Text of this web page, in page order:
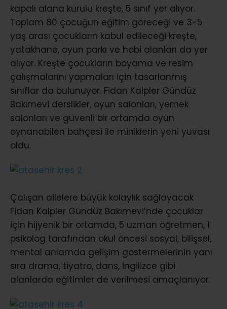
kapalı alana kurulu kreşte, 5 sınıf yer alıyor.
Toplam 80 çocuğun eğitim göreceği ve 3-5
yaş arası çocukların kabul edileceği kreşte,
yatakhane, oyun parkı ve hobi alanları da yer
alıyor. Kreşte çocukların boyama ve resim
çalışmalarını yapmaları için tasarlanmış
sınıflar da bulunuyor. Fidan Kalpler Gündüz
Bakımevi derslikler, oyun salonları, yemek
salonları ve güvenli bir ortamda oyun
oynanabilen bahçesi ile miniklerin yeni yuvası
oldu.
Çalışan ailelere büyük kolaylık sağlayacak
Fidan Kalpler Gündüz Bakımevi’nde çocuklar
için hijyenik bir ortamda, 5 uzman öğretmen, 1
psikolog tarafından okul öncesi sosyal, bilişsel,
mental anlamda gelişim göstermelerinin yanı
sıra drama, tiyatro, dans, İngilizce gibi
alanlarda eğitimler de verilmesi amaçlanıyor.